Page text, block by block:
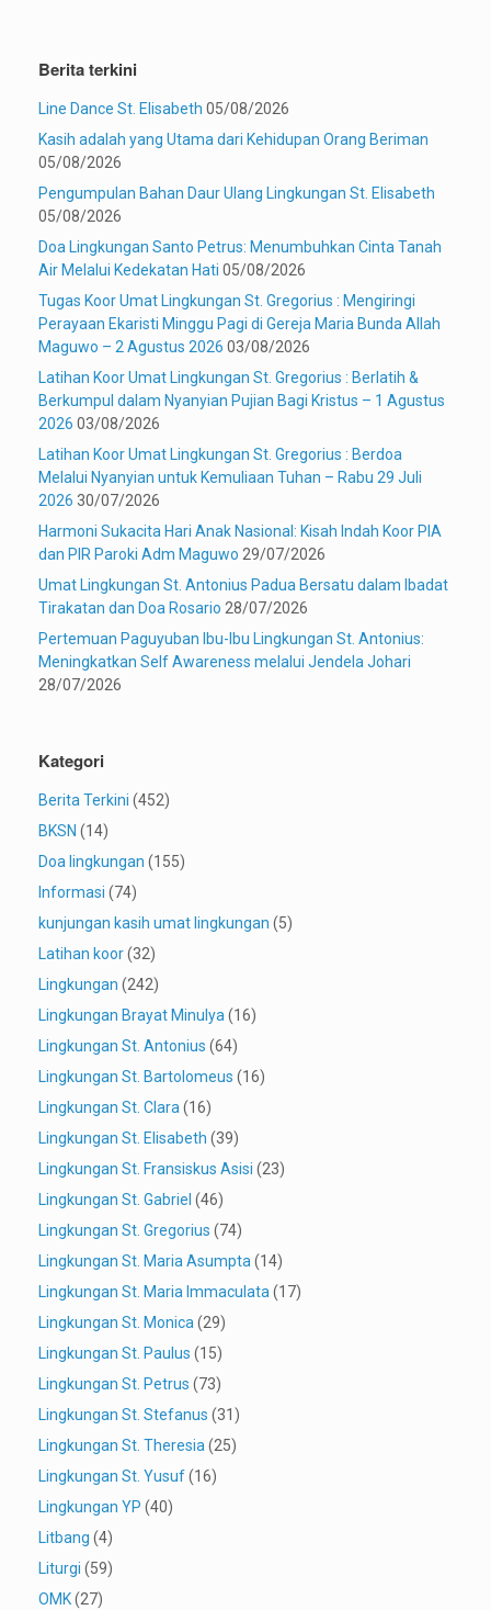
Berita terkini
Line Dance St. Elisabeth 05/08/2026
Kasih adalah yang Utama dari Kehidupan Orang Beriman
05/08/2026
Pengumpulan Bahan Daur Ulang Lingkungan St. Elisabeth
05/08/2026
Doa Lingkungan Santo Petrus: Menumbuhkan Cinta Tanah
Air Melalui Kedekatan Hati 05/08/2026
Tugas Koor Umat Lingkungan St. Gregorius : Mengiringi
Perayaan Ekaristi Minggu Pagi di Gereja Maria Bunda Allah
Maguwo – 2 Agustus 2026 03/08/2026
Latihan Koor Umat Lingkungan St. Gregorius : Berlatih &
Berkumpul dalam Nyanyian Pujian Bagi Kristus – 1 Agustus
2026 03/08/2026
Latihan Koor Umat Lingkungan St. Gregorius : Berdoa
Melalui Nyanyian untuk Kemuliaan Tuhan – Rabu 29 Juli
2026 30/07/2026
Harmoni Sukacita Hari Anak Nasional: Kisah Indah Koor PIA
dan PIR Paroki Adm Maguwo 29/07/2026
Umat Lingkungan St. Antonius Padua Bersatu dalam Ibadat
Tirakatan dan Doa Rosario 28/07/2026
Pertemuan Paguyuban Ibu-Ibu Lingkungan St. Antonius:
Meningkatkan Self Awareness melalui Jendela Johari
28/07/2026
Kategori
Berita Terkini (452)
BKSN (14)
Doa lingkungan (155)
Informasi (74)
kunjungan kasih umat lingkungan (5)
Latihan koor(32)
Lingkungan (242)
Lingkungan Brayat Minulya (16)
Lingkungan St. Antonius (64)
Lingkungan St. Bartolomeus (16)
Lingkungan St. Clara (16)
Lingkungan St. Elisabeth (39)
Lingkungan St. Fransiskus Asisi (23)
Lingkungan St. Gabriel (46)
Lingkungan St. Gregorius (74)
Lingkungan St. Maria Asumpta (14)
Lingkungan St. Maria Immaculata (17)
Lingkungan St. Monica (29)
Lingkungan St. Paulus (15)
Lingkungan St. Petrus (73)
Lingkungan St. Stefanus (31)
Lingkungan St. Theresia (25)
Lingkungan St. Yusuf(16)
Lingkungan YP (40)
Litbang (4)
Liturgi (59)
OMK(27)